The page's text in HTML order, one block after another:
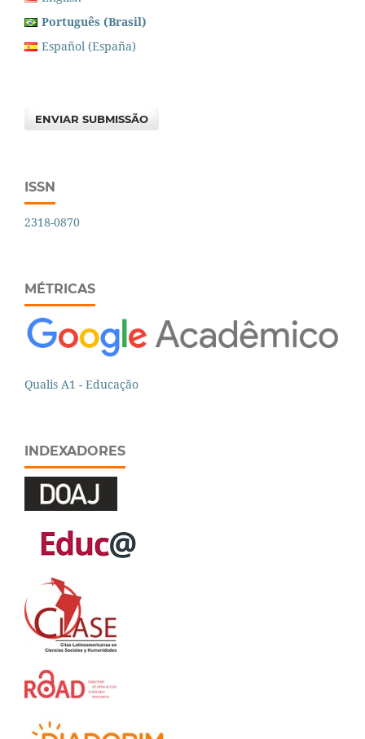
Português (Brasil)
Español (España)
ENVIAR SUBMISSÃO
ISSN
2318-0870
MÉTRICAS
Qualis A1 - Educação
INDEXADORES